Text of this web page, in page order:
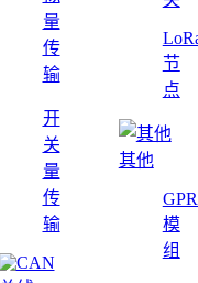
量
传
输
开
关
量
传
输
节
点
其他
模
组